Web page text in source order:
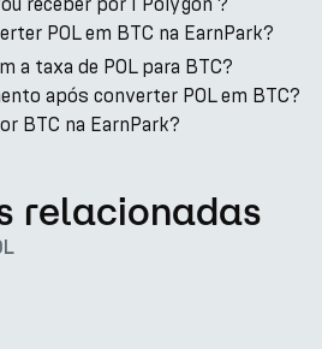
POL em BTC na EarnPark?
a taxa de POL para BTC?
após converter POL em BTC?
BTC na EarnPark?
relacionadas